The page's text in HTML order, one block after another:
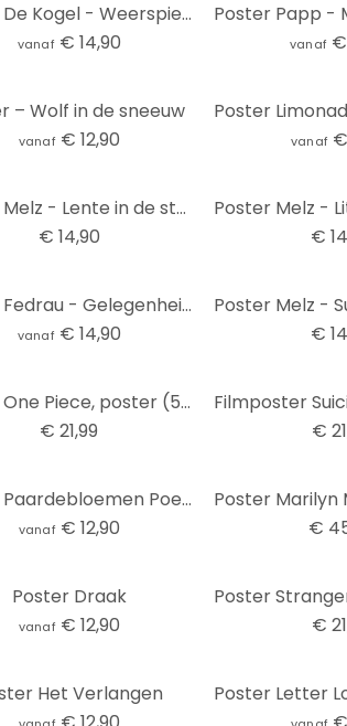
Poster De Kogel - Weerspiegeling van zilver
vanaf € 14,90 vanaf €
– Wolf in de sneeuw
vanaf € 12,90 vanaf
Poster Melz - Lente in de stad - Panorama
€ 14,90
€
Poster Fedrau - Gelegenheid 05 - Panorama
vanaf € 14,90
€
Poster One Piece, poster (53 x 158 cm)
€ 21,99
€
Poster Paardebloemen Poezie - Panorama
vanaf € 12,90
€
Poster Draak
vanaf € 12,90
€
Het Verlangen